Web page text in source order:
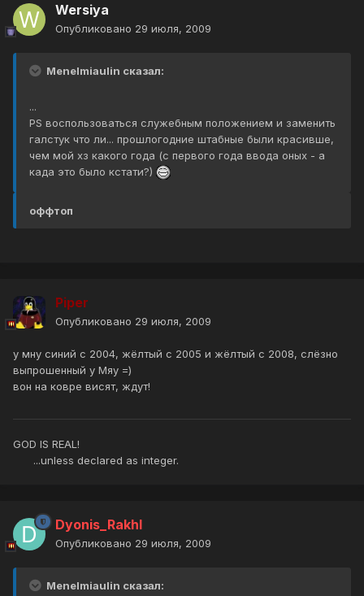
Wersiya
Опубликовано 29 июля, 2009
Menelmiaulin сказал:
...
PS воспользоваться служебным положением и заменить
галстук что ли... прошлогодние штабные были красивше,
чем мой хз какого года (с первого года ввода оных - а
када это было кстати?)
оффтоп
Piper
Опубликовано 29 июля, 2009
у мну синий с 2004, жёлтый с 2005 и жёлтый с 2008, слёзно
выпрошенный у Мяу =)
вон на ковре висят, ждут!
GOD IS REAL!
...unless declared as integer.
Dyonis_Rakhl
Опубликовано 29 июля, 2009
Menelmiaulin сказал: